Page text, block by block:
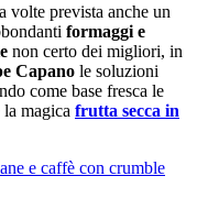
volte prevista anche un
formaggi e
non certo dei migliori, in
Capano le soluzioni
come base fresca le
magica frutta secca in
e caffè con crumble